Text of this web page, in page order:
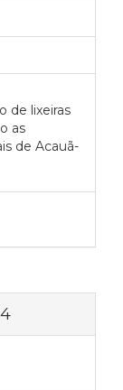
de lixeiras
as
de Acauã-